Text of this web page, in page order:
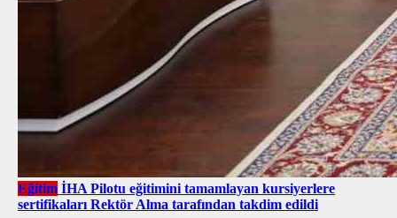
Eğitim İHA Pilotu eğitimini tamamlayan kursiyerlere
sertifikaları Rektör Alma tarafından takdim edildi